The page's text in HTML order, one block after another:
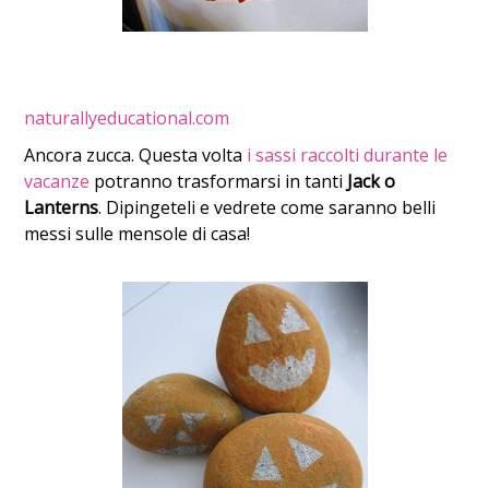
naturallyeducational.com
Ancora zucca. Questa volta i sassi raccolti durante le
vacanze potranno trasformarsi in tanti Jack o
Lanterns. Dipingeteli e vedrete come saranno belli
messi sulle mensole di casa!